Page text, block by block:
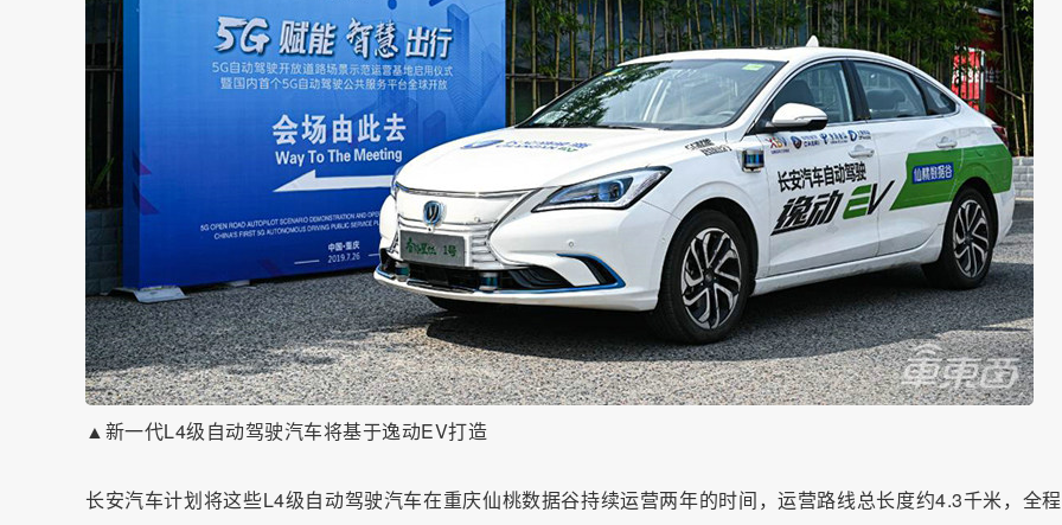
▲新一代L4级自动驾驶汽车将基于逸动EV打造
长安汽车计划将这些L4级自动驾驶汽车在重庆仙桃数据谷持续运营两年的时间，运营路线总长度约4.3千米，全